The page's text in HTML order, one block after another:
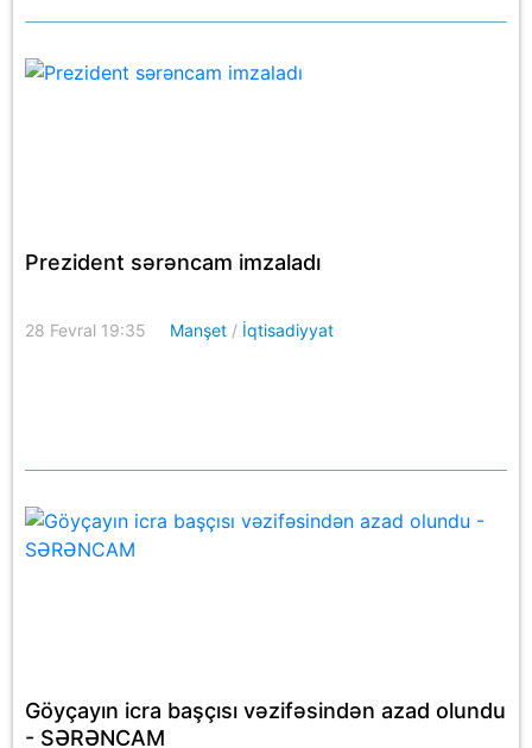
Prezident sərəncam imzaladı
28 Fevral 19:35 Manşet / İqtisadiyyat
Göyçayın icra başçısı vəzifəsindən azad olundu
- SƏRƏNCAM